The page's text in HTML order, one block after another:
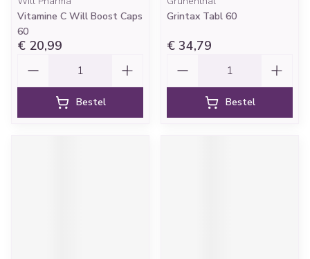
Vitamine C Will Boost Caps
60
€ 20,99
Bestel
Grintax Tabl 60
€ 34,79
Bestel